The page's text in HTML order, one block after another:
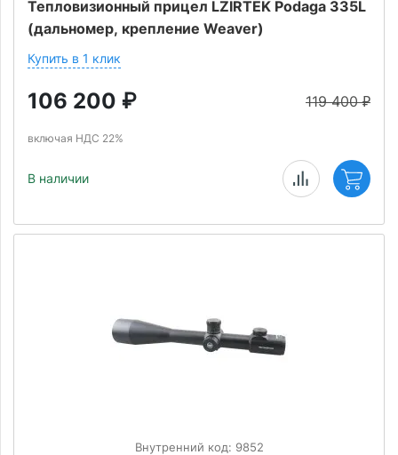
Тепловизионный прицел LZIRTEK Podaga 335L
(дальномер, крепление Weaver)
Купить в 1 клик
119 400₽
106 200 ₽
включая НДС 22%
В наличии
Внутренний код: 9852